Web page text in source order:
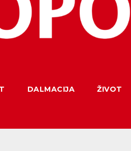
DALMACIJA ŽIVOT